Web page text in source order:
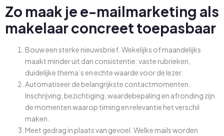
Zo maak je e-mailmarketing als
makelaar concreet toepasbaar
Bouw een sterke nieuwsbrief. Wekelijks of maandelijks
maakt minder uit dan consistentie: vaste rubrieken,
duidelijke thema’s en echte waarde voor de lezer.
Automatiseer de belangrijkste contactmomenten.
Inschrijving, bezichtiging, waardebepaling en afronding zijn
de momenten waarop timing en relevantie het verschil
maken.
Meet gedrag in plaats van gevoel. Welke mails worden